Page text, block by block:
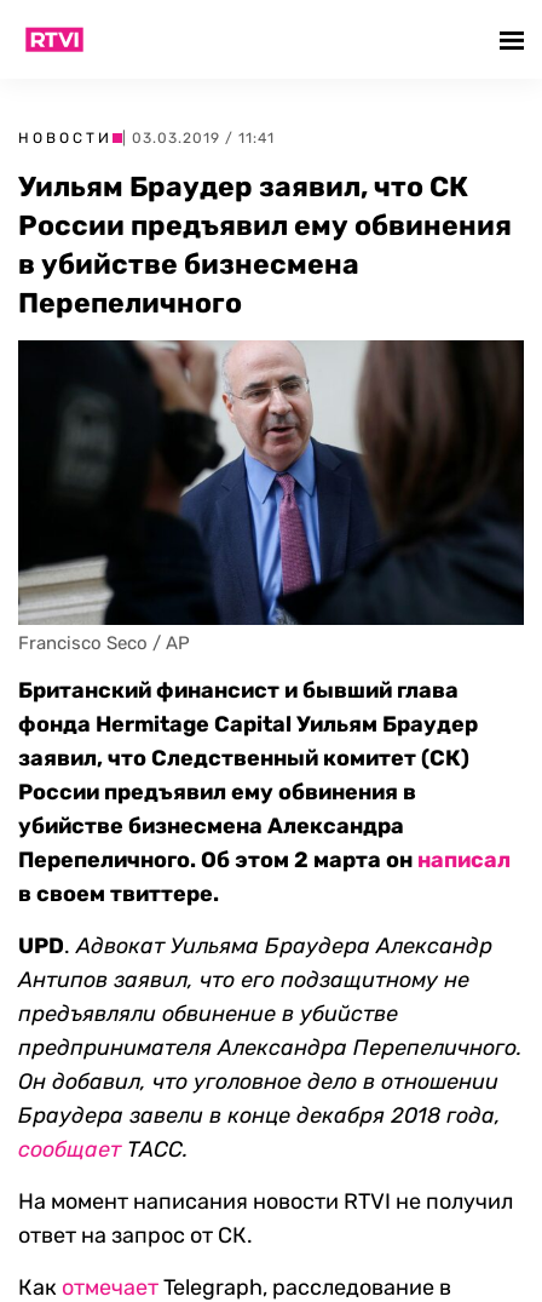
НОВОСТИ | 03.03.2019 / 11:41
Уильям Браудер заявил, что СК
России предъявил ему обвинения
в убийстве бизнесмена
Перепеличного
Francisco Seco / AP
Британский финансист и бывший глава
фонда Hermitage Capital Уильям Браудер
заявил, что Следственный комитет (СК)
России предъявил ему обвинения в
убийстве бизнесмена Александра
Перепеличного. Об этом 2 марта он написал
в своем твиттере.
UPD. Адвокат Уильяма Браудера Александр
Антипов заявил, что его подзащитному не
предъявляли обвинение в убийстве
предпринимателя Александра Перепеличного.
Он добавил, что уголовное дело в отношении
Браудера завели в конце декабря 2018 года,
сообщает ТАСС.
На момент написания новости RTVI не получил
ответ на запрос от СК.
Как отмечаетTelegraph, расследование в